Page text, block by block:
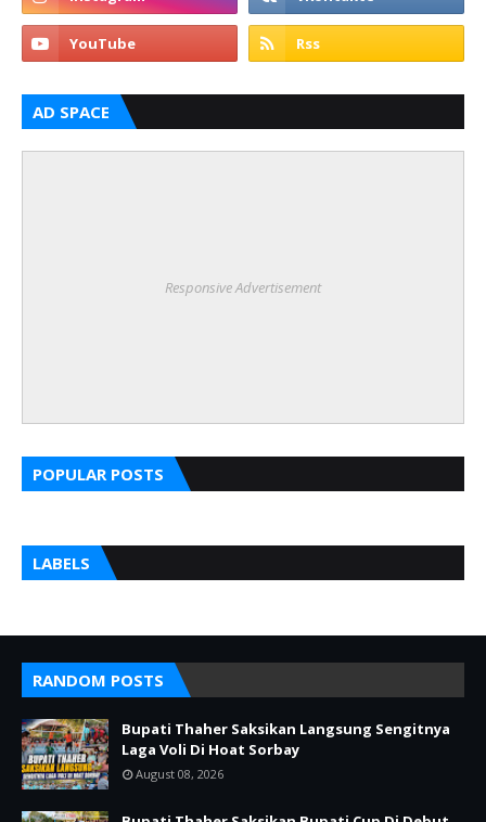
AD SPACE
Responsive Advertisement
POPULAR POSTS
LABELS
RANDOM POSTS
Bupati Thaher Saksikan Langsung Sengitnya
Laga Voli Di Hoat Sorbay
August 08, 2026